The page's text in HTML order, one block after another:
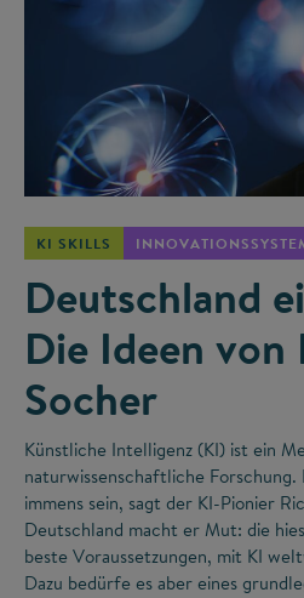
KI SKILLS
Deutschland
Die Ideen von
Socher
Künstliche Intelligenz (KI) ist ein
naturwissenschaftliche
immens sein, sagt der KI-Pionier
Deutschland macht er Mut: die
beste Voraussetzungen, mit KI
Dazu bedürfe es aber eines